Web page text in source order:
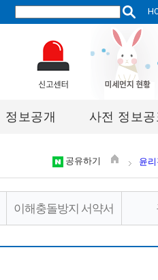
정보공개 사전 정보공
윤
공유하기
이해충돌방지 서약서